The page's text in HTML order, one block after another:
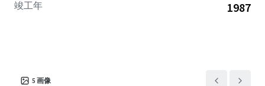
竣工年 1987
5 画像